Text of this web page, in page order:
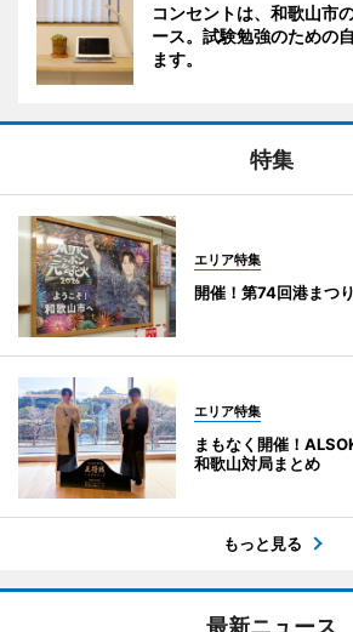
コンセントは、和歌山市
ース。試験勉強のための
ます。
特集
エリア特集
開催！第74回港まつ
エリア特集
まもなく開催！
和歌山対局まとめ
もっと見る
最新ニュース